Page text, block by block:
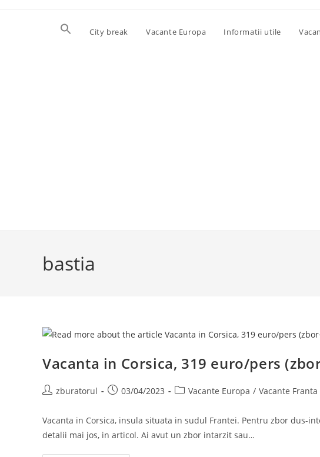
City break Vacante Europa Informatii utile
bastia
Vacanta in Corsica, 319 euro/pers
Postzburatorul
Post03/04/2023
PostVacante Europa / Vacante Franta
Vacanta in Corsica, insula situata in sudul Frantei. Pentru zbor dus-
detalii mai jos, in articol. Ai avut un zbor intarzit sau…